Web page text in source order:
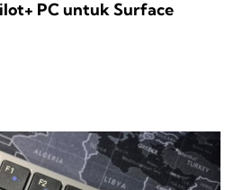
PC untuk Surface